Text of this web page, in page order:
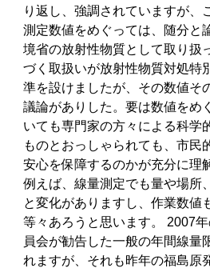
り返し、強調されていますが、
測定数値をめぐっては、随分と
境省の放射性物質として取り扱
づく取扱いが放射性物質対処特
準を設けましたが、その数値そ
議論がありした。要は数値をめ
いても専門家の方々による科学
ものとおっしゃられても、市民
安心を保障するのかが充分に理
例えば、線量測定でも量や場所
と変化がありますし、作業数値
等々あろうと思います。 2007
員会が勧告した一般の年間線量
れますが、それも昨年の福島原